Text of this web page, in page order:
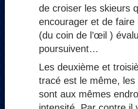
de croiser les skieurs
encourager et de
(du coin de l’œil )
poursuivent…
Les deuxième et
tracé est le même,
sont aux mêmes